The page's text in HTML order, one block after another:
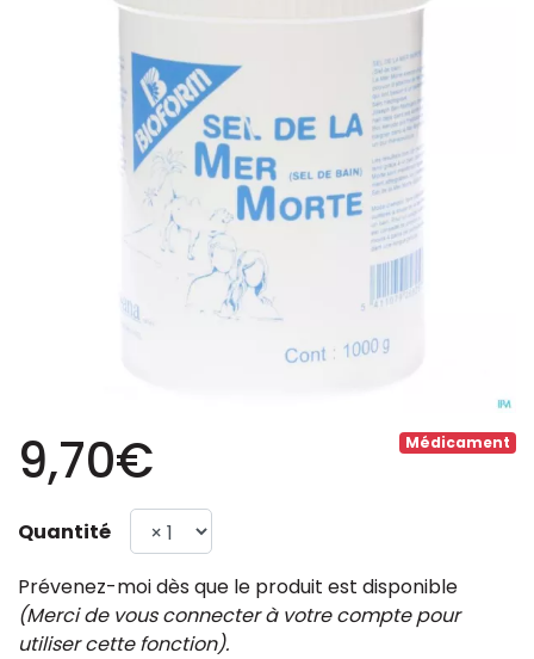
Médicament
9,70€
Quantité
Prévenez-moi dès que le produit est disponible
(Merci de vous connecter à votre compte pour
utiliser cette fonction).